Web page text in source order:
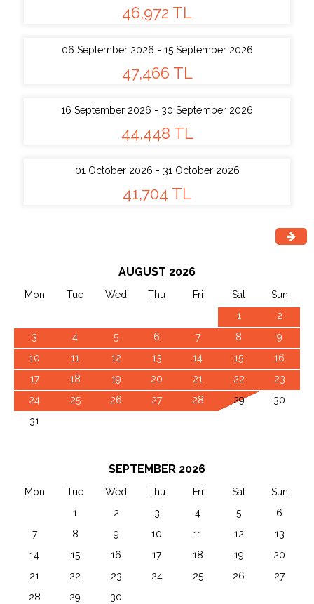
46,972 TL
06 September 2026 - 15 September 2026
47,466 TL
16 September 2026 - 30 September 2026
44,448 TL
01 October 2026 - 31 October 2026
41,704 TL
AUGUST 2026
Mon Tue Wed Thu Fri Sat
Sun
1
2
3
4 5 6 7 8
9
10
11 12 13 14 15
16
17
18 19 20 21 22
23
24
25 26 27 28 29
30
31
SEPTEMBER 2026
Mon Tue Wed Thu Fri Sat
Sun
1 2 3 4 5
6
7
8 9 10 11 12
13
14
15 16 17 18 19
20
21
22 23 24 25 26
27
28
29 30